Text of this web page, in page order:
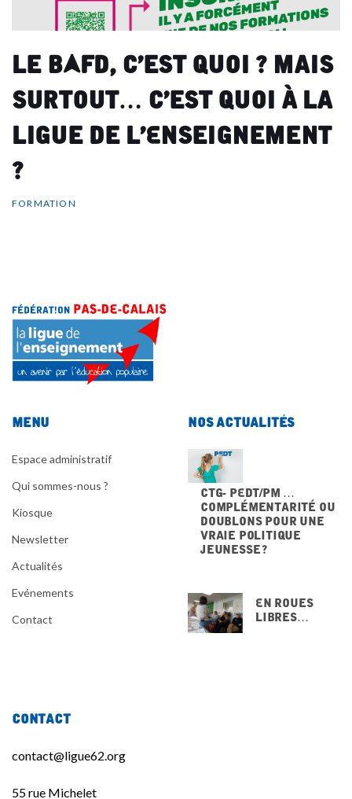
Le BAFD, c’est quoi ? Mais
surtout… c’est quoi à la
Ligue de l’Enseignement
?
FORMATION
Menu
Espace administratif
Qui sommes-nous ?
Kiosque
Newsletter
Actualités
Evénements
Contact
Nos actualités
CTG- PEdT/PM …
Complémentarité ou
doublons pour une
vraie politique
jeunesse ?
En Roues
Libres…
Contact
contact@ligue62.org
55 rue Michelet